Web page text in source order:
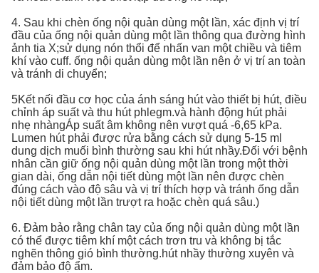
4. Sau khi chèn ống nội quản dùng một lần, xác định vị trí
đầu của ống nội quản dùng một lần thông qua đường hình
ảnh tia X;sử dụng nón thổi để nhấn van một chiều và tiêm
khí vào cuff. ống nội quản dùng một lần nên ở vị trí an toàn
và tránh di chuyển;
5Kết nối đầu cơ học của ánh sáng hút vào thiết bị hút, điều
chỉnh áp suất và thu hút phlegm.và hành động hút phải
nhẹ nhàngÁp suất âm không nên vượt quá -6,65 kPa.
Lumen hút phải được rửa bằng cách sử dụng 5-15 ml
dung dịch muối bình thường sau khi hút nhầy.Đối với bệnh
nhân cần giữ ống nội quản dùng một lần trong một thời
gian dài, ống dẫn nội tiết dùng một lần nên được chèn
đúng cách vào độ sâu và vị trí thích hợp và tránh ống dẫn
nội tiết dùng một lần trượt ra hoặc chèn quá sâu.)
6. Đảm bảo rằng chân tay của ống nội quản dùng một lần
có thể được tiêm khí một cách trơn tru và không bị tắc
nghẽn thông gió bình thường.hút nhầy thường xuyên và
đảm bảo độ ẩm.